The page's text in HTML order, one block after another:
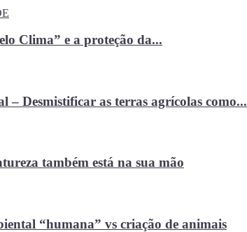
Clima” e a proteção da...
– Desmistificar as terras agrícolas como...
também está na sua mão
“humana” vs criação de animais